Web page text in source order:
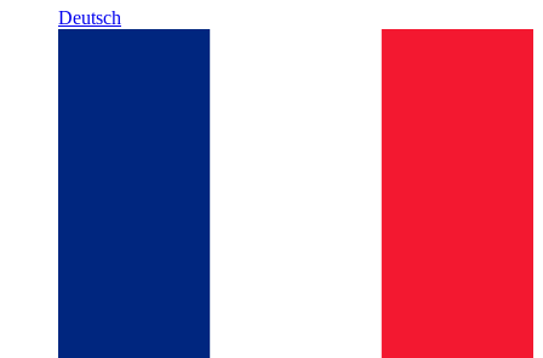
Deutsch